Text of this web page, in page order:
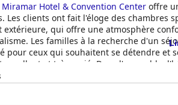
Hotel & Convention Center offre
Les clients ont fait l'éloge des chambres
extérieure, qui offre une atmosphère
Les familles à la recherche d'un
pour ceux qui souhaitent se détendre et
excellent et très varié. Dans l'ensemble,